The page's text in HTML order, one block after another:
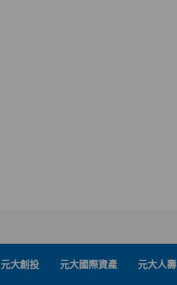
元大創投 元大國際資產 元大人壽